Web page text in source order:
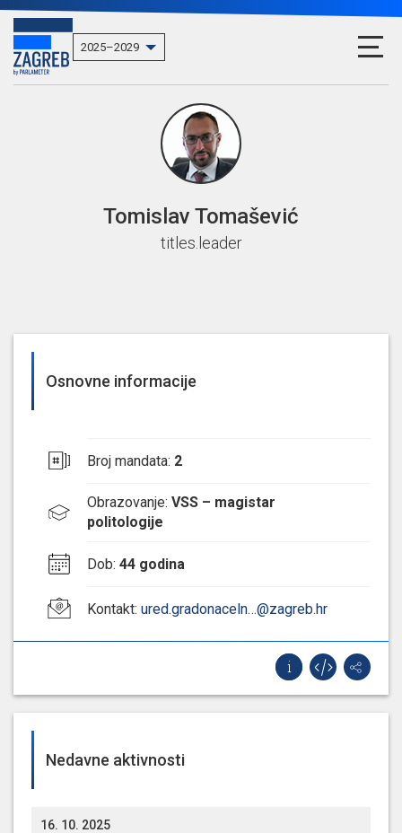
Tomislav Tomašević
titles.leader
Osnovne informacije
Broj mandata: 2
Obrazovanje: VSS – magistar
politologije
Dob: 44 godina
Kontakt: ured.gradonaceln…@zagreb.hr
Nedavne aktivnosti
16. 10. 2025